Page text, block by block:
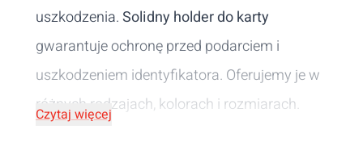
uszkodzenia.Solidny holder do karty
gwarantuje ochronę przed podarciem i
uszkodzeniem identyfikatora. Oferujemy je w
różnych rodzajach, kolorach i rozmiarach.
Czytaj więcej